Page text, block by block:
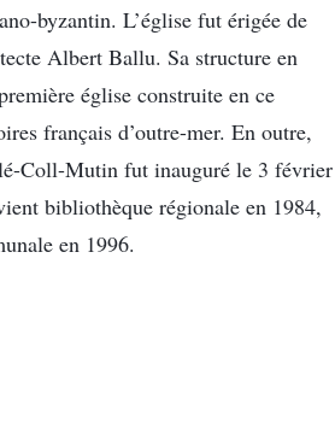
byzantin. L’église fut érigée de
Albert Ballu. Sa structure en
église construite en ce
français d’outre-mer. En outre,
Coll-Mutin fut inauguré le 3 février
bibliothèque régionale en 1984,
en 1996.